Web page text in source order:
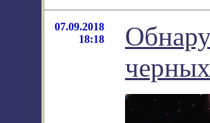
07.09.2018
18:18